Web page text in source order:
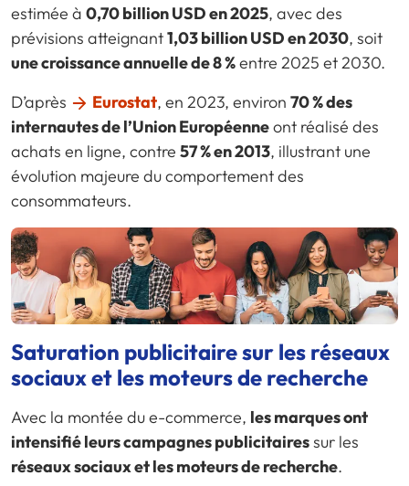
estimée à 0,70 billion USD en 2025, avec des
prévisions atteignant1,03 billion USD en 2030, soit
une croissance annuelle de 8 %entre 2025 et 2030.
D’après
Eurostat, en 2023, environ 70 % des
internautes de l’Union Européenneont réalisé des
achats en ligne, contre 57 % en 2013, illustrant une
évolution majeure du comportement des
consommateurs.
Saturation publicitaire sur les réseaux
sociaux et les moteurs de recherche
Avec la montée du e-commerce, les marques ont
intensifié leurs campagnes publicitairessur les
réseaux sociaux et les moteurs de recherche.